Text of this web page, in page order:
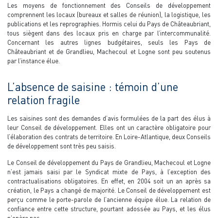
Les moyens de fonctionnement des Conseils de développement
comprennent les locaux (bureaux et salles de réunion), la logistique, les
publications et les reprographies. Hormis celui du Pays de Châteaubriant,
tous siègent dans des locaux pris en charge par l’intercommunalité.
Concernant les autres lignes budgétaires, seuls les Pays de
Châteaubriant et de Grandlieu, Machecoul et Logne sont peu soutenus
par l’instance élue.
L’absence de saisine : témoin d’une
relation fragile
Les saisines sont des demandes d’avis formulées de la part des élus à
leur Conseil de développement. Elles ont un caractère obligatoire pour
l’élaboration des contrats de territoire. En Loire-Atlantique, deux Conseils
de développement sont très peu saisis.
Le Conseil de développement du Pays de Grandlieu, Machecoul et Logne
n’est jamais saisi par le Syndicat mixte de Pays, à l’exception des
contractualisations obligatoires. En effet, en 2004 soit un an après sa
création, le Pays a changé de majorité. Le Conseil de développement est
perçu comme le porte-parole de l’ancienne équipe élue. La relation de
confiance entre cette structure, pourtant adossée au Pays, et les élus